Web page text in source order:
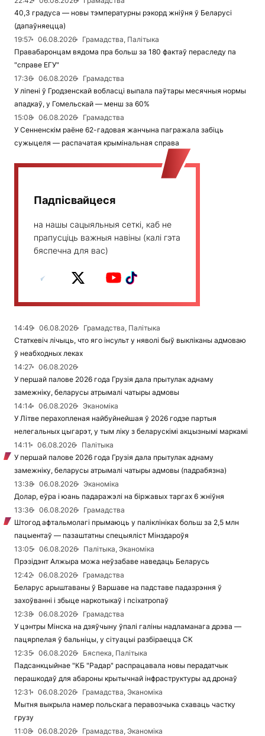
40,3 градуса — новы тэмпературны рэкорд жніўня ў Беларусі
(дапаўняецца)
19:57
06.08.2026
Грамадства, Палітыка
Правабаронцам вядома пра больш за 180 фактаў пераследу па
"справе ЕГУ"
17:36
06.08.2026
Грамадства
У ліпені ў Гродзенскай вобласці выпала паўтары месячныя нормы
ападкаў, у Гомельскай — менш за 60%
15:08
06.08.2026
Грамадства
У Сенненскім раёне 62-гадовая жанчына пагражала забіць
сужыцеля — распачатая крымінальная справа
Падпісвайцеся
на нашы сацыяльныя сеткі, каб не
прапусціць важныя навіны (калі гэта
бяспечна для вас)
14:49 06.08.2026
Грамадства, Палітыка
Статкевіч лічыць, что яго інсульт у няволі быў выкліканы адмоваю
ў неабходных леках
14:27
06.08.2026
У першай палове 2026 года Грузія дала прытулак аднаму
замежніку, беларусы атрымалі чатыры адмовы
14:14
06.08.2026
Эканоміка
У Літве перахопленая найбуйнейшая ў 2026 годзе партыя
нелегальных цыгарэт, у тым ліку з беларускімі акцызнымі маркамі
14:11
06.08.2026
Палітыка
У першай палове 2026 года Грузія дала прытулак аднаму
замежніку, беларусы атрымалі чатыры адмовы (падрабязна)
13:38
06.08.2026
Эканоміка
Долар, еўра і юань падаражэлі на біржавых таргах 6 жніўня
13:36
06.08.2026
Грамадства
Штогод афтальмолагі прымаюць у паліклініках больш за 2,5 млн
пацыентаў — пазаштатны спецыяліст Мінздароўя
13:05
06.08.2026
Палітыка, Эканоміка
Прэзідэнт Алжыра можа неўзабаве наведаць Беларусь
12:42
06.08.2026
Грамадства
Беларус арыштаваны ў Варшаве на падставе падазрэння ў
захоўванні і збыце наркотыкаў і псіхатропаў
12:38
06.08.2026
Грамадства
У цэнтры Мінска на дзяўчыну ўпалі галіны надламанага дрэва —
пацярпелая ў бальніцы, у сітуацыі разбіраецца СК
12:35
06.08.2026
Бяспека, Палітыка
Падсанкцыйнае "КБ "Радар" распрацавала новы перадатчык
перашкодаў для абароны крытычнай інфраструктуры ад дронаў
12:31
06.08.2026
Грамадства, Эканоміка
Мытня выкрыла намер польскага перавозчыка схаваць частку
грузу
11:08
06.08.2026
Грамадства, Эканоміка